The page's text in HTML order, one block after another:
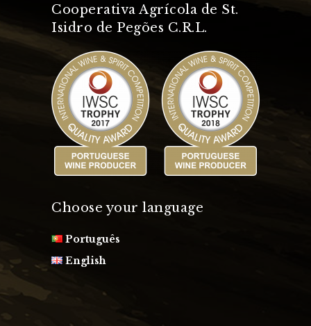
Cooperativa Agrícola de St.
Isidro de Pegões C.R.L.
Choose your language
Português
English